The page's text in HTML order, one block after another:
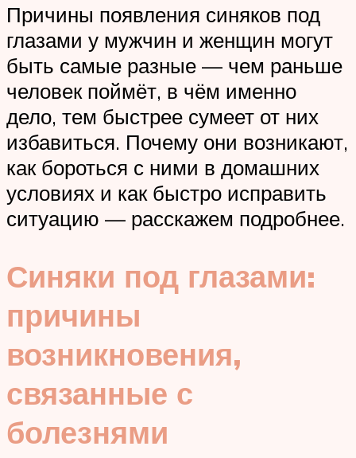
Причины появления синяков под
глазами у мужчин и женщин могут
быть самые разные — чем раньше
человек поймёт, в чём именно
дело, тем быстрее сумеет от них
избавиться. Почему они возникают,
как бороться с ними в домашних
условиях и как быстро исправить
ситуацию — расскажем подробнее.
Синяки под глазами:
причины
возникновения,
связанные с
болезнями